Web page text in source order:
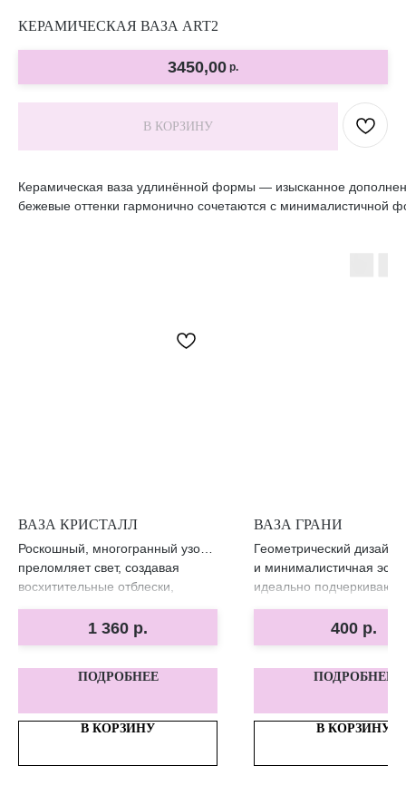
КЕРАМИЧЕСКАЯ ВАЗА ART2
3450,00 р.
В КОРЗИНУ
Керамическая ваза удлинённой формы — изысканное
бежевые оттенки гармонично сочетаются с минималистичной
ВАЗА КРИСТАЛЛ
Роскошный, многогранный узор
преломляет свет, создавая
восхитительные отблески,
которые привлекут внимание
к вашему букету.
1 360 р.
ПОДРОБНЕЕ
В КОРЗИНУ
ВАЗА ГРАНИ
Геометрический дизайн
и минималистичная
идеально подчеркивают
цветов, добавляя
вашему интерьеру.
400 р.
ПОДРОБНЕЕ
В КОРЗИНУ